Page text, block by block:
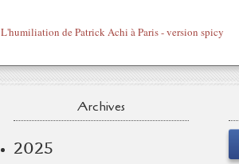
L'humiliation de Patrick Achi à Paris - version spicy
Archives
2025